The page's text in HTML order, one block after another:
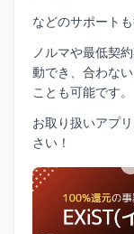
などのサポートも
ノルマや最低契
動でき、合わな
ことも可能です。
お取り扱いアプ
さい！